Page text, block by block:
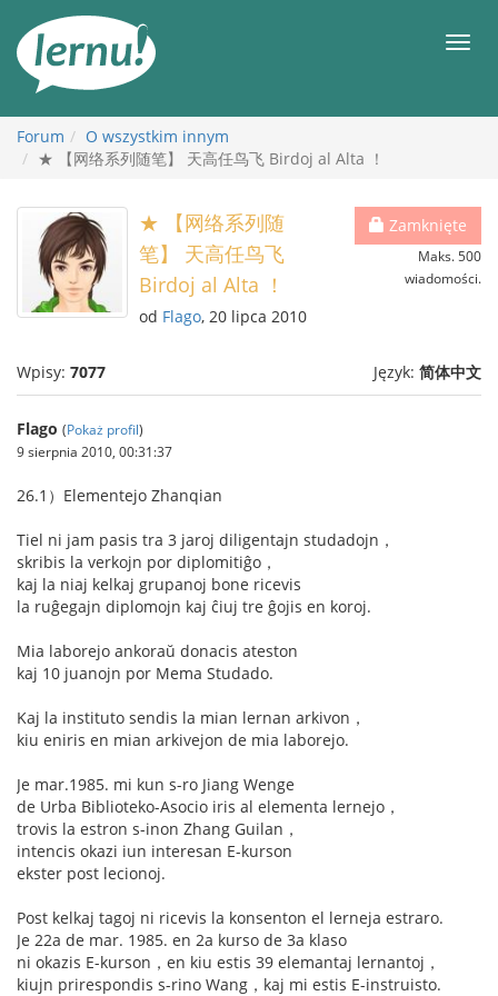
Forum
O wszystkim innym
★ 【网络系列随笔】 天高任鸟飞 Birdoj al Alta ！
Zamknięte
Maks. 500
wiadomości.
★ 【网络系列随
笔】 天高任鸟飞
Birdoj al Alta ！
od Flago, 20 lipca 2010
Wpisy: 7077 Język: 简体中文
Flago (Pokaż profil)
9 sierpnia 2010, 00:31:37
26.1）Elementejo Zhanqian
Tiel ni jam pasis tra 3 jaroj diligentajn studadojn，
skribis la verkojn por diplomitiĝo，
kaj la niaj kelkaj grupanoj bone ricevis
la ruĝegajn diplomojn kaj ĉiuj tre ĝojis en koroj.
Mia laborejo ankoraŭ donacis ateston
kaj 10 juanojn por Mema Studado.
Kaj la instituto sendis la mian lernan arkivon，
kiu eniris en mian arkivejon de mia laborejo.
Je mar.1985. mi kun s-ro Jiang Wenge
de Urba Biblioteko-Asocio iris al elementa lernejo，
trovis la estron s-inon Zhang Guilan，
intencis okazi iun interesan E-kurson
ekster post lecionoj.
Post kelkaj tagoj ni ricevis la konsenton el lerneja estraro.
Je 22a de mar. 1985. en 2a kurso de 3a klaso
ni okazis E-kurson，en kiu estis 39 elemantaj lernantoj，
kiujn prirespondis s-rino Wang，kaj mi estis E-instruisto.